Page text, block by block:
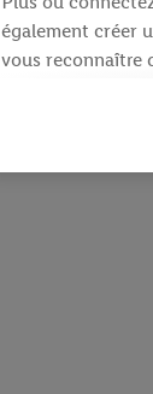
également créer
vous reconnaître
identifiants qui
Sous réserve
produits pour